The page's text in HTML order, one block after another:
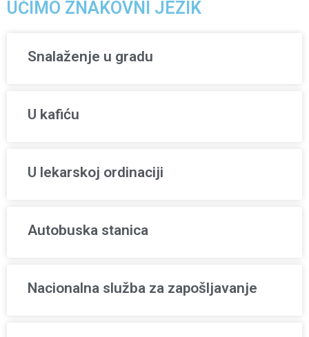
UČIMO ZNAKOVNI JEZIK
Snalaženje u gradu
U kafiću
U lekarskoj ordinaciji
Autobuska stanica
Nacionalna služba za zapošljavanje